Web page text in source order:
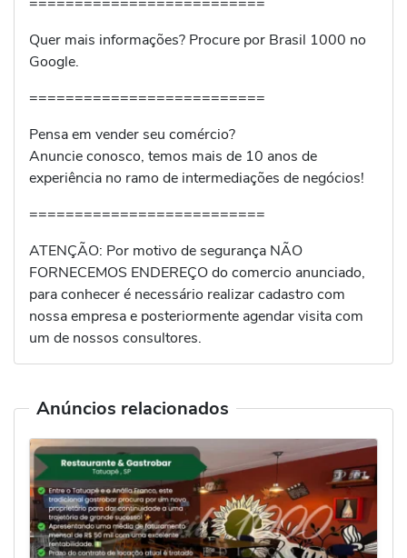
Quer mais informações? Procure por Brasil 1000 no
Google.
==========================
Pensa em vender seu comércio?
Anuncie conosco, temos mais de 10 anos de
experiência no ramo de intermediações de negócios!
==========================
ATENÇÃO: Por motivo de segurança NÃO
FORNECEMOS ENDEREÇO do comercio anunciado,
para conhecer é necessário realizar cadastro com
nossa empresa e posteriormente agendar visita com
um de nossos consultores.
Anúncios relacionados